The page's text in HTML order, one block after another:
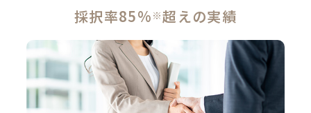
採択率85% ※超えの実績